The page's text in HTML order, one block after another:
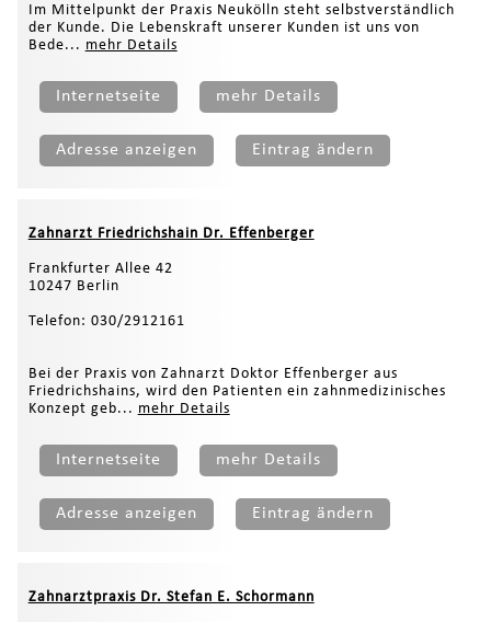
Im Mittelpunkt der Praxis Neukölln steht selbstverständlich
der Kunde. Die Lebenskraft unserer Kunden ist uns von
Bede... mehr Details
Internetseite mehr Details
Adresse anzeigen Eintrag ändern
Zahnarzt Friedrichshain Dr. Effenberger
Frankfurter Allee 42
10247 Berlin
Telefon: 030/2912161
Bei der Praxis von Zahnarzt Doktor Effenberger aus
Friedrichshains, wird den Patienten ein zahnmedizinisches
Konzept geb... mehr Details
Internetseite mehr Details
Adresse anzeigen Eintrag ändern
Zahnarztpraxis Dr. Stefan E. Schormann